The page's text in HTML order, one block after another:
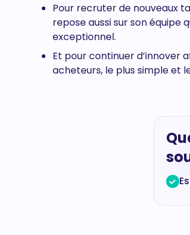
Pour recruter de nouveaux
repose aussi sur son
exceptionnel.
Et pour continuer d’innover
acheteurs, le plus simple et